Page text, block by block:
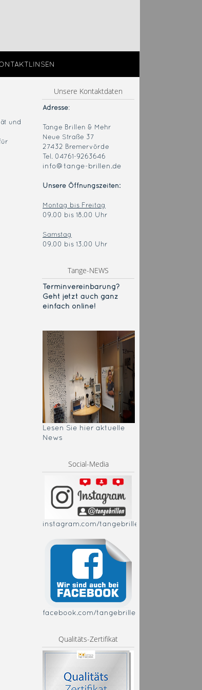
und
Unsere Kontaktdaten
Adresse:
Tange Brillen & Mehr
Neue Straße 37
27432 Bremervörde
Tel. 04761-9263646
info@tange-brillen.de
Unsere Öffnungszeiten:
Montag bis Freitag
09.00 bis 18.00 Uhr
Samstag
09.00 bis 13.00 Uhr
Tange-NEWS
Terminvereinbarung?
Geht jetzt auch ganz
einfach online!
Lesen Sie hier aktuelle
News
Social-Media
instagram.com/tangebrillen
facebook.com/tangebrillen
Qualitäts-Zertifikat